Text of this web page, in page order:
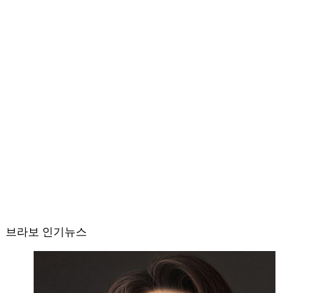
브라보 인기뉴스